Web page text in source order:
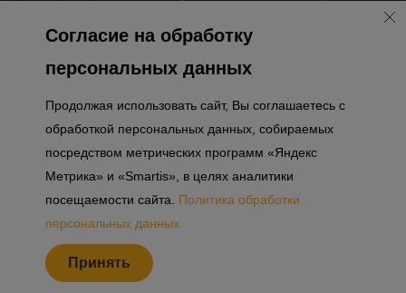
Информация о плановом направлении средств
на строительство соц.объектов в Окле
Приложение к программе лояльности
Разработка сайта «Пикмедиа»
Информация, представленная на сайте, носит исключительно
ознакомительный характер, не является публичной офертой,
Российской Федерации. Представленные изображения объектов
долевого строительства носят предварительный ознакомительный
характер и могут отличаться от фактических проектных решений,
Согласие на обработку
персональных данных
Продолжая использовать сайт, Вы соглашаетесь с
обработкой персональных данных, собираемых
посредством метрических программ «Яндекс
Метрика» и «Smartis», в целях аналитики
посещаемости сайта. Политика обработки
персональных данных
Принять